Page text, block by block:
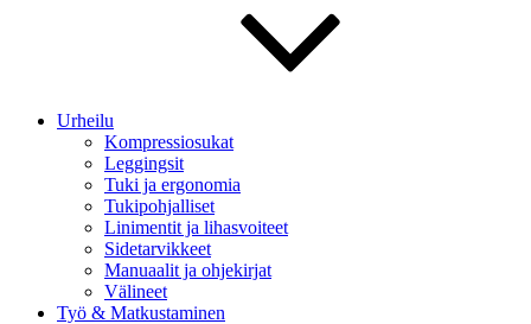
Urheilu
Kompressiosukat
Leggingsit
Tuki ja ergonomia
Tukipohjalliset
Linimentit ja lihasvoiteet
Sidetarvikkeet
Manuaalit ja ohjekirjat
Välineet
Työ & Matkustaminen